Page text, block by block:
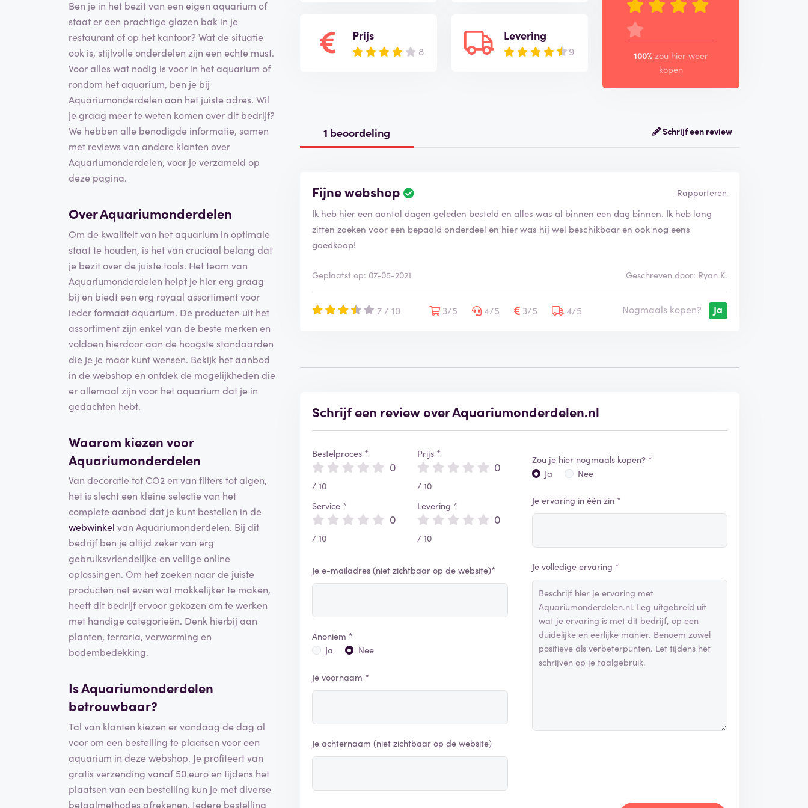
Ben je in het bezit van een eigen aquarium of
staat er een prachtige glazen bak in je
restaurant of op het kantoor? Wat de situatie
ook is, stijlvolle onderdelen zijn een echte must.
Voor alles wat nodig is voor in het aquarium of
rondom het aquarium, ben je bij
Aquariumonderdelen aan het juiste adres. Wil
je graag meer te weten komen over dit bedrijf?
We hebben alle benodigde informatie, samen
met reviews van andere klanten over
Aquariumonderdelen, voor je verzameld op
deze pagina.
Over Aquariumonderdelen
Om de kwaliteit van het aquarium in optimale
staat te houden, is het van cruciaal belang dat
je bezit over de juiste tools. Het team van
Aquariumonderdelen helpt je hier erg graag
bij en biedt een erg royaal assortiment voor
ieder formaat aquarium. De producten uit het
assortiment zijn enkel van de beste merken en
voldoen hierdoor aan de hoogste standaarden
die je je maar kunt wensen. Bekijk het aanbod
in de webshop en ontdek de mogelijkheden die
er allemaal zijn voor het aquarium dat je in
gedachten hebt.
Waarom kiezen voor
Aquariumonderdelen
Van decoratie tot CO2 en van filters tot algen,
het is slecht een kleine selectie van het
complete aanbod dat je kunt bestellen in de
webwinkel van Aquariumonderdelen. Bij dit
bedrijf ben je altijd zeker van erg
gebruiksvriendelijke en veilige online
oplossingen. Om het zoeken naar de juiste
producten net even wat makkelijker te maken,
heeft dit bedrijf ervoor gekozen om te werken
met handige categorieën. Denk hierbij aan
planten, terraria, verwarming en
bodembedekking.
Is Aquariumonderdelen
betrouwbaar?
Tal van klanten kiezen er vandaag de dag al
voor om een bestelling te plaatsen voor een
aquarium in deze webshop. Je profiteert van
gratis verzending vanaf 50 euro en tijdens het
plaatsen van een bestelling kun je met diverse
betaalmethodes afrekenen. Iedere bestelling
Prijs
8
Levering
9 100% zou hier weer
kopen
1 beoordeling Schrijf een review
Fijne webshop Rapporteren
Ik heb hier een aantal dagen geleden besteld en alles was al binnen een dag binnen. Ik heb lang
zitten zoeken voor een bepaald onderdeel en hier was hij wel beschikbaar en ook nog eens
goedkoop!
Geplaatst op: 07-05-2021 Geschreven door: Ryan K.
7 / 10 3/5 4/5 3/5 4/5 Nogmaals kopen? Ja
Schrijf een review over Aquariumonderdelen.nl
Bestelproces *
0
/ 10
Service *
0
/ 10
Prijs *
0
/ 10
Levering *
0
/ 10
Je e-mailadres (niet zichtbaar op de website)*
Anoniem *
Ja
Nee
Je voornaam *
Je achternaam (niet zichtbaar op de website)
Zou je hier nogmaals kopen? *
Ja
Nee
Je ervaring in één zin *
Je volledige ervaring *